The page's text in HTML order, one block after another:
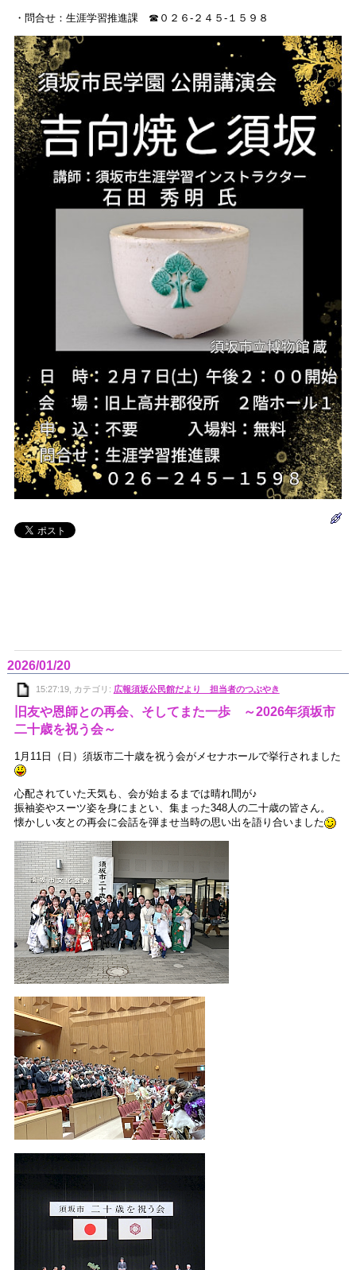
・問合せ：生涯学習推進課 ☎０２６-２４５-１５９８
2026/01/20
15:27:19, カテゴリ: 広報須坂公民館だより 担当者のつぶやき
旧友や恩師との再会、そしてまた一歩 ～2026年須坂市
二十歳を祝う会～
1月11日（日）須坂市二十歳を祝う会がメセナホールで挙行されました
心配されていた天気も、会が始まるまでは晴れ間が♪
振袖姿やスーツ姿を身にまとい、集まった348人の二十歳の皆さん。
懐かしい友との再会に会話を弾ませ当時の思い出を語り合いました